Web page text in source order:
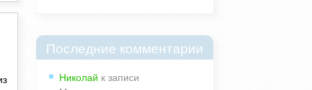
Последние комментарии
Николай к записи